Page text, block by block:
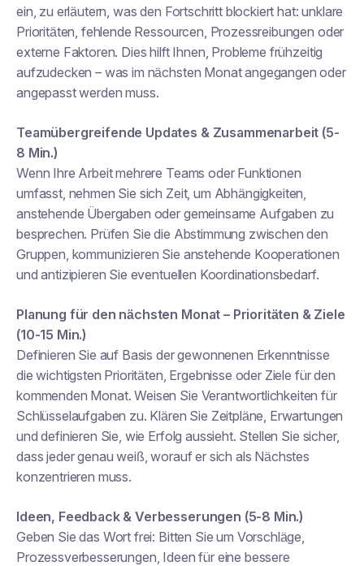
ein, zu erläutern, was den Fortschritt blockiert hat: unklare
Prioritäten, fehlende Ressourcen, Prozessreibungen oder
externe Faktoren. Dies hilft Ihnen, Probleme frühzeitig
aufzudecken – was im nächsten Monat angegangen oder
angepasst werden muss.
Teamübergreifende Updates & Zusammenarbeit (5-
8 Min.)
Wenn Ihre Arbeit mehrere Teams oder Funktionen
umfasst, nehmen Sie sich Zeit, um Abhängigkeiten,
anstehende Übergaben oder gemeinsame Aufgaben zu
besprechen. Prüfen Sie die Abstimmung zwischen den
Gruppen, kommunizieren Sie anstehende Kooperationen
und antizipieren Sie eventuellen Koordinationsbedarf.
Planung für den nächsten Monat – Prioritäten & Ziele
(10-15 Min.)
Definieren Sie auf Basis der gewonnenen Erkenntnisse
die wichtigsten Prioritäten, Ergebnisse oder Ziele für den
kommenden Monat. Weisen Sie Verantwortlichkeiten für
Schlüsselaufgaben zu. Klären Sie Zeitpläne, Erwartungen
und definieren Sie, wie Erfolg aussieht. Stellen Sie sicher,
dass jeder genau weiß, worauf er sich als Nächstes
konzentrieren muss.
Ideen, Feedback & Verbesserungen (5-8 Min.)
Geben Sie das Wort frei: Bitten Sie um Vorschläge,
Prozessverbesserungen, Ideen für eine bessere